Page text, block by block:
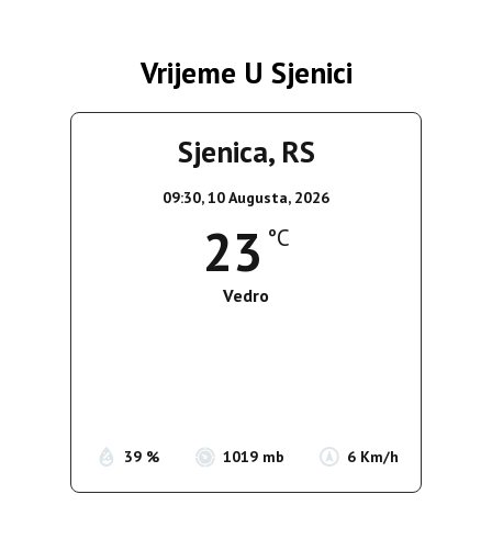
Vrijeme U Sjenici
Sjenica, RS
09:30,10 Augusta, 2026
23 °C
Vedro
39 % 1019 mb 6 Km/h